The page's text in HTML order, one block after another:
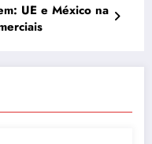
UE e México na